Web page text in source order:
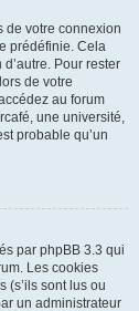
de votre connexion
prédéfinie. Cela
Pour rester
de votre
au forum
une université,
probable qu’un
par phpBB 3.3 qui
Les cookies
(s’ils sont lus ou
un administrateur